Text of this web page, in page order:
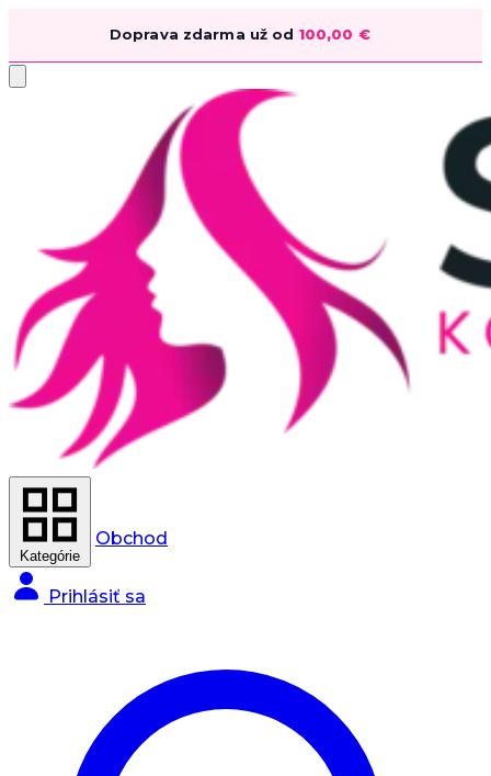
Doprava zdarma už od 100,00 €
Kategórie
Obchod
Prihlásiť sa